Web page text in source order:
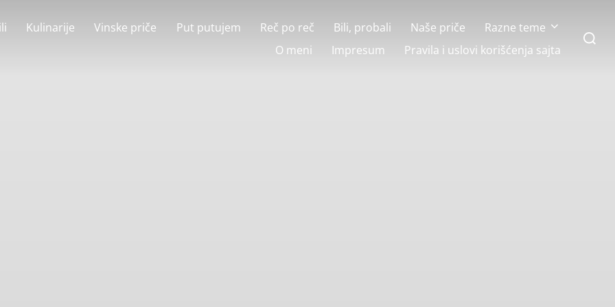
Kulinarije Vinske priče Put putujem Reč po reč Bili, probali Naše priče
Razne teme
O meni
Impresum Pravila i uslovi korišćenja sajta
Search